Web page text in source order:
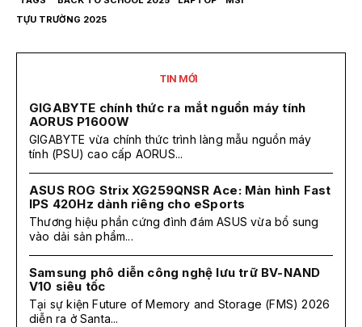
TỰU TRƯỜNG 2025
TIN MỚI
GIGABYTE chính thức ra mắt nguồn máy tính
AORUS P1600W
GIGABYTE vừa chính thức trình làng mẫu nguồn máy
tính (PSU) cao cấp AORUS...
ASUS ROG Strix XG259QNSR Ace: Màn hình Fast
IPS 420Hz dành riêng cho eSports
Thương hiệu phần cứng đình đám ASUS vừa bổ sung
vào dải sản phẩm...
Samsung phô diễn công nghệ lưu trữ BV-NAND
V10 siêu tốc
Tại sự kiện Future of Memory and Storage (FMS) 2026
diễn ra ở Santa...